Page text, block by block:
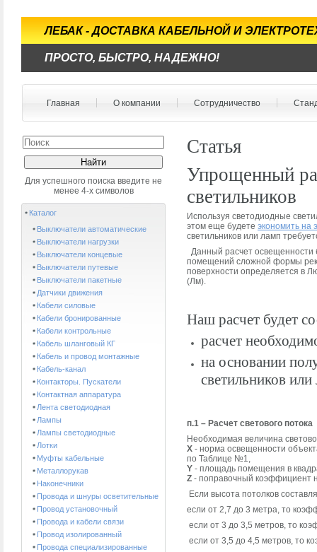
ЛЕБАК - ДОСТАВКА КАБЕЛЬНОЙ И
ПРОСТО, БЫСТРО, НАДЕЖНО!
Главная О компании Сотрудничество
Для успешного поиска введите не
менее 4-х символов
Каталог
Выключатели автоматические
Выключатели нагрузки
Выключатели концевые
Выключатели путевые
Выключатели пакетные
Датчики движения
Кабели силовые
Кабели бронированные
Кабели контрольные
Кабель шланговый КГ
Кабель и провод монтажные
Кабель-канал
Контакторы. Пускатели
Контактная аппаратура
Лента светодиодная
Лампы
Лампы светодиодные
Лотки
Муфты кабельные
Металлорукав
Наконечники
Провода и шнуры осветительные
Провод установочный
Провода и кабели связи
Провод изолированный
Провода специализированные
Статья
Упрощенный
светильников
Используя светодиодные
этом еще будете экономить на
светильников или ламп
Данный расчет
помещений сложной формы
поверхности определяется в
(Лм).
Наш расчет будет
расчет
на основании
светильников
п.1 – Расчет светового потока
Необходимая величина
X - норма освещенности
по Таблице №1,
Y - площадь помещения в
Z - поправочный коэффициент
Если высота потолков
если от 2,7 до 3 метра, то
если от 3 до 3,5 метров, то
если от 3,5 до 4,5 метров, то